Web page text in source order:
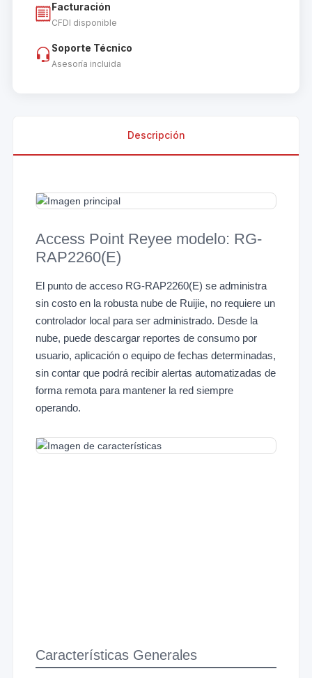
Facturación
CFDI disponible
Soporte Técnico
Asesoría incluida
Descripción
Access Point Reyee modelo: RG-
RAP2260(E)
El punto de acceso RG-RAP2260(E) se administra
sin costo en la robusta nube de Ruijie, no requiere un
controlador local para ser administrado. Desde la
nube, puede descargar reportes de consumo por
usuario, aplicación o equipo de fechas determinadas,
sin contar que podrá recibir alertas automatizadas de
forma remota para mantener la red siempre
operando.
Características Generales